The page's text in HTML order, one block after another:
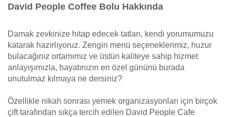
David People Coffee Bolu Hakkında
Damak zevkinize hitap edecek tatları, kendi yorumumuzu
katarak hazırlıyoruz. Zengin menü seçeneklerimiz, huzur
bulacağınız ortamımız ve üstün kaliteye sahip hizmet
anlayışımızla, hayatınızın en özel gününü burada
unutulmaz kılmaya ne dersiniz?
Özellikle nikah sonrası yemek organizasyonları için birçok
çift tarafından sıkça tercih edilen David People Cafe